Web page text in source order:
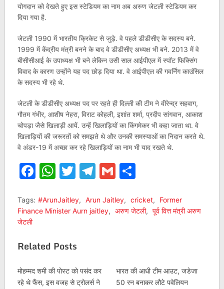
योगदान को देखते हुए इस स्टेडियम का नाम अब अरुण जेटली स्टेडियम कर
दिया गया है.
जेटली 1990 में भारतीय क्रिकेट से जुड़े. वे पहले डीडीसीए के सदस्य बने.
1999 में केंद्रीय मंत्री बनने के बाद वे डीडीसीए अध्यक्ष भी बने. 2013 में वे
बीसीसीआई के उपाध्यक्ष भी बने लेकिन उसी साल आईपीएल में स्पॉट फिक्सिंग
विवाद के कारण उन्होंने यह पद छोड़ दिया था. वे आईपीएल की गवर्निंग काउंसिल
के सदस्य भी रहे थे.
जेटली के डीडीसीए अध्यक्ष पद पर रहते ही दिल्ली की टीम ने वीरेन्द्र सहवाग,
गौतम गंभीर, आशीष नेहरा, विराट कोहली, इशांत शर्मा, प्रदीप सांगवान, आकाश
चोपड़ा जैसे खिलाड़ी आयें. उन्हें खिलाड़ियों का किंगमेकर भी कहा जाता था. वे
खिलाड़ियों की जरूरतों को समझते थे और उनकी समस्याओं का निदान करते थे.
वे अंडर-19 में अच्छा कर रहे खिलाड़ियों का नाम भी याद रखते थे.
Facebook
WhatsApp
Twitter
Telegram
GmailShare
Tags: #ArunJaitley, Arun Jaitley, cricket,
Former
Finance Minister Aurn jaitley, अरुण जेटली, पूर्व वित्त मंत्री अरुण
जेटली
Related Posts
मोहम्मद शमी की पोस्ट को पसंद कर
रहे थे फैंस, इस वजह से ट्रोलर्स ने
भारत की आधी टीम आउट, जडेजा
50 रन बनाकर लौटे पवेलियन